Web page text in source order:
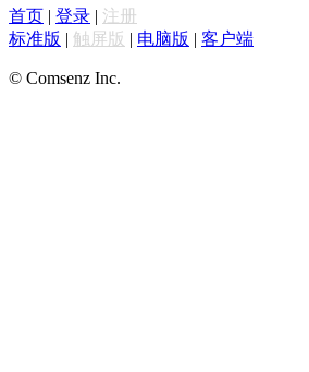
首页 | 登录 | 注册
标准版 | 触屏版 | 电脑版 | 客户端
© Comsenz Inc.